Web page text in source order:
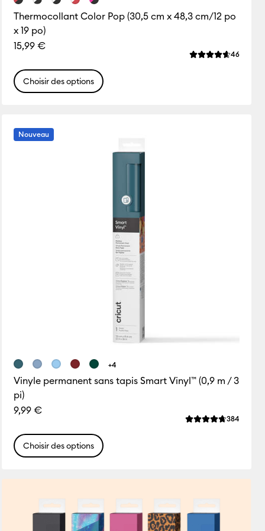
de ce produit est 5.0 sur 5.
Thermocollant Color Pop (30,5 cm x 48,3 cm/12 po
x 19 po)
15,99 €
La note
46
Choisir des options
de ce produit est 0.0 sur 5.
Nouveau
Vinyle permanent sans tapis Smart Vinyl™ (0,9 m / 3
pi)
9,99 €
La note moyenne
384
+4
Choisir des options